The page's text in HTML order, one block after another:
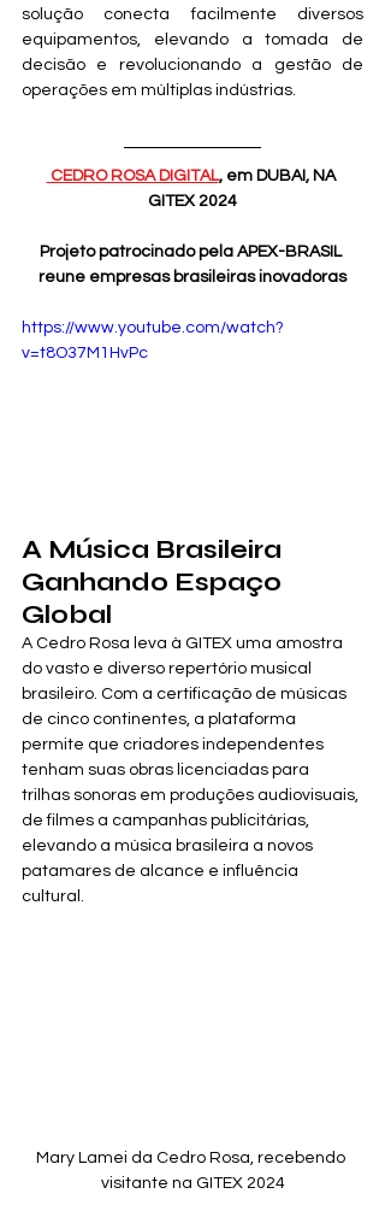
solução conecta facilmente diversos
equipamentos, elevando a tomada de
decisão e revolucionando a gestão de
operações em múltiplas indústrias.
CEDRO ROSA DIGITAL, em DUBAI, NA
GITEX 2024
Projeto patrocinado pela APEX-BRASIL
reune empresas brasileiras inovadoras
https://www.youtube.com/watch?
v=t8O37M1HvPc
A Música Brasileira
Ganhando Espaço
Global
A Cedro Rosa leva à GITEX uma amostra
do vasto e diverso repertório musical
brasileiro. Com a certificação de músicas
de cinco continentes, a plataforma
permite que criadores independentes
tenham suas obras licenciadas para
trilhas sonoras em produções audiovisuais,
de filmes a campanhas publicitárias,
elevando a música brasileira a novos
patamares de alcance e influência
cultural.
Mary Lamei da Cedro Rosa, recebendo
visitante na GITEX 2024